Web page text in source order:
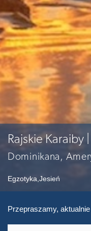
Rajskie Karaiby
Dominikana,
Egzotyka,Jesień
Przepraszamy,